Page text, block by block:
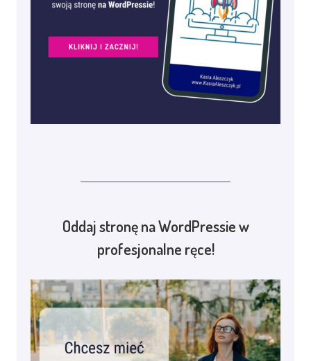
Oddaj stronę na WordPressie w
profesjonalne ręce!